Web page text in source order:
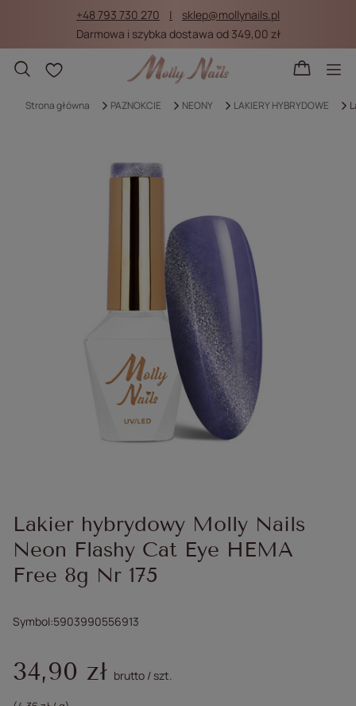
+48 793 730 270
sklep@mollynails.pl
Darmowa i szybka dostawa od 349,00 zł
Listy zakupowe
Strona główna PAZNOKCIE NEONY LAKIERY HYBRYDOWE
Lakier hybrydowy Molly Nails
Neon Flashy Cat Eye HEMA
Free 8g Nr 175
Symbol 5903990556913
34,90 zł brutto /szt.